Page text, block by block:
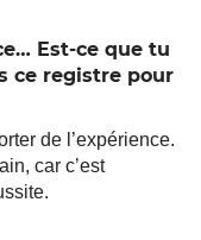
Est-ce que tu
ce registre pour
de l’expérience.
car c’est